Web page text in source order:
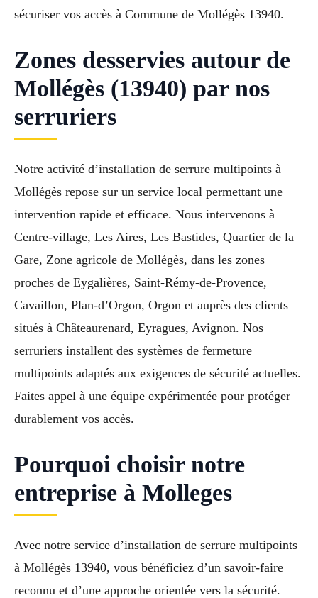
sécuriser vos accès à Commune de Mollégès 13940.
Zones desservies autour de
Mollégès (13940) par nos
serruriers
Notre activité d’installation de serrure multipoints à
Mollégès repose sur un service local permettant une
intervention rapide et efficace. Nous intervenons à
Centre-village, Les Aires, Les Bastides, Quartier de la
Gare, Zone agricole de Mollégès, dans les zones
proches de Eygalières, Saint-Rémy-de-Provence,
Cavaillon, Plan-d’Orgon, Orgon et auprès des clients
situés à Châteaurenard, Eyragues, Avignon. Nos
serruriers installent des systèmes de fermeture
multipoints adaptés aux exigences de sécurité actuelles.
Faites appel à une équipe expérimentée pour protéger
durablement vos accès.
Pourquoi choisir notre
entreprise à Molleges
Avec notre service d’installation de serrure multipoints
à Mollégès 13940, vous bénéficiez d’un savoir-faire
reconnu et d’une approche orientée vers la sécurité.